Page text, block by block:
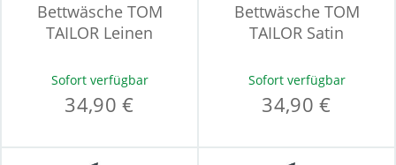
Bettwäsche TOM
TAILOR Leinen
Sofort verfügbar
34,90 €
Bettwäsche TOM
TAILOR Satin
Sofort verfügbar
34,90 €